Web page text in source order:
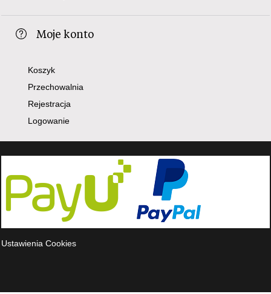
Moje konto
Koszyk
Przechowalnia
Rejestracja
Logowanie
Ustawienia Cookies